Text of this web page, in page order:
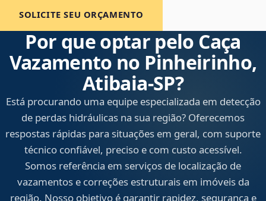
SOLICITE SEU ORÇAMENTO
Por que optar pelo Caça
Vazamento no Pinheirinho,
Atibaia‑SP?
Está procurando uma equipe especializada em detecção
de perdas hidráulicas na sua região? Oferecemos
respostas rápidas para situações em geral, com suporte
técnico confiável, preciso e com custo acessível.
Somos referência em serviços de localização de
vazamentos e correções estruturais em imóveis da
região. Nosso objetivo é garantir rapidez, segurança e